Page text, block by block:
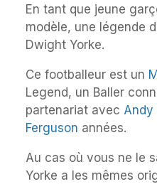
En tant que jeune
modèle, une légende
Dwight Yorke.
Ce footballeur est un
Legend, un Baller
partenariat avec Andy
Ferguson années.
Au cas où vous ne le
Yorke a les mêmes